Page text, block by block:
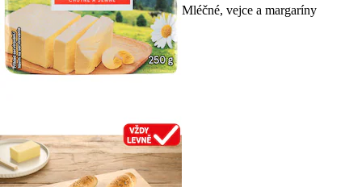
Mléčné, vejce a margaríny